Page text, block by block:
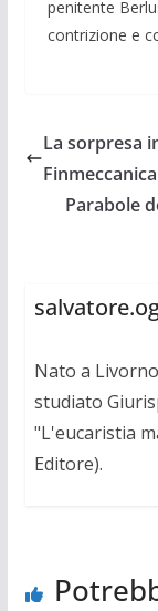
penitente
contrizione e
La sorpresa
Finmeccanica
Parabole
Nato a
studiato
"L'eucaristia
Editore).